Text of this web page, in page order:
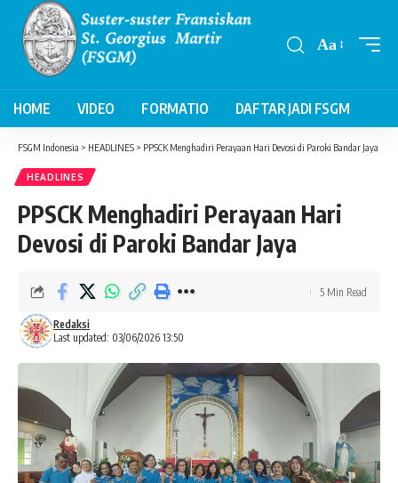
Font
Aa
HOME VIDEO FORMATIO DAFTAR JADI FSGM
FSGM Indonesia > HEADLINES > PPSCK Menghadiri Perayaan Hari Devosi di Paroki Bandar Jaya
HEADLINES
PPSCK Menghadiri Perayaan Hari
Devosi di Paroki Bandar Jaya
Last updated: 03/06/2026 13:50
Redaksi
5 Min Read